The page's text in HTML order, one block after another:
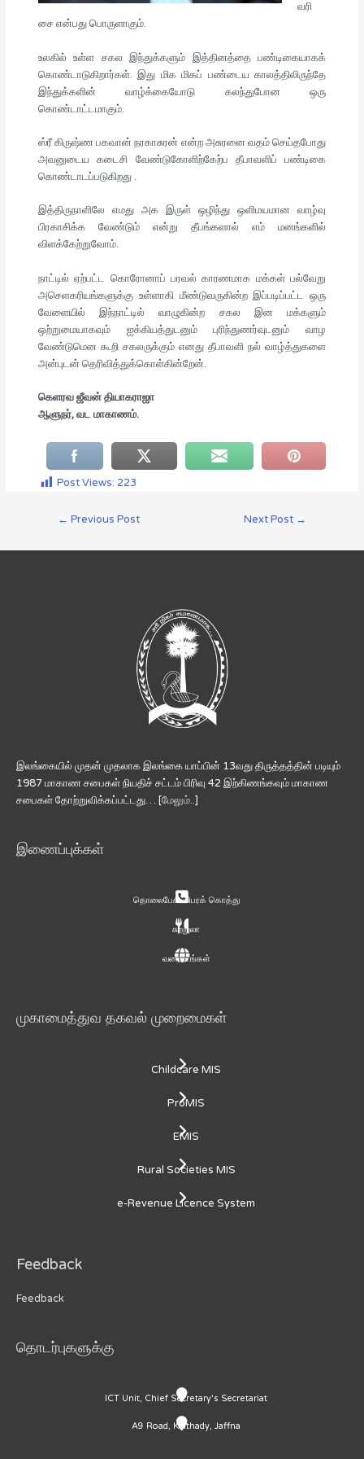
வரி
சை என்பது பொருளாகும்.
உலகில் உள்ள சகல இந்துக்களும் இத்தினத்தை பண்டிகையாகக்
கொண்டாடுகிறார்கள். இது மிக மிகப் பண்டைய காலத்திலிருந்தே
இந்துக்களின் வாழ்க்கையோடு கலந்துபோன ஒரு
கொண்டாட்டமாகும்.
ஸ்ரீ கிருஷ்ண பகவான் நரகாசுரன் என்ற அசுரனை வதம் செய்தபோது
அவனுடைய கடைசி வேண்டுகோளிற்கேற்ப தீபாவளிப் பண்டிகை
கொண்டாடப்படுகிறது .
இத்திருநாளிலே எமது அக இருள் ஒழிந்து ஒளிமயமான வாழ்வு
பிரகாசிக்க வேண்டும் என்று தீபங்களால் எம் மனங்களில்
விளக்கேற்றுவோம்.
நாட்டில் ஏற்பட்ட கொரோனாப் பரவல் காரணமாக மக்கள் பல்வேறு
அசெளகரியங்களுக்கு உள்ளாகி மீண்டுவருகின்ற இப்படிப்பட்ட ஒரு
வேளையில் இந்நாட்டில் வாழுகின்ற சகல இன மக்களும்
ஒற்றுமையாகவும் ஐக்கியத்துடனும் புரிந்துணர்வுடனும் வாழ
வேண்டுமென கூறி சகலருக்கும் எனது தீபாவளி நல் வாழ்த்துகளை
அன்புடன் தெரிவித்துக்கொள்கின்றேன்.
கெளரவ ஜீவன் தியாகராஜா
ஆளுநர், வட மாகாணம்.
Post Views: 223
← Previous Post Next Post →
இலங்கையில் முதன் முதலாக இலங்கை யாப்பின் 13வது திருத்தத்தின் படியும்
1987 மாகாண சபைகள் நியதிச் சட்டம் பிரிவு 42 இற்கிணங்கவும் மாகாண
சபைகள் தோற்றுவிக்கப்பட்டது… [மேலும்..]
இணைப்புக்கள்
தொலைபேசி விபரக் கொத்து
சுற்றுலா
வரைபடங்கள்
முகாமைத்துவ தகவல் முறைமைகள்
Childcare MIS
ProMIS
EMIS
Rural Societies MIS
e-Revenue Licence System
Feedback
Feedback
தொடர்புகளுக்கு
ICT Unit, Chief Secretary's Secretariat
A9 Road, Kaithady, Jaffna